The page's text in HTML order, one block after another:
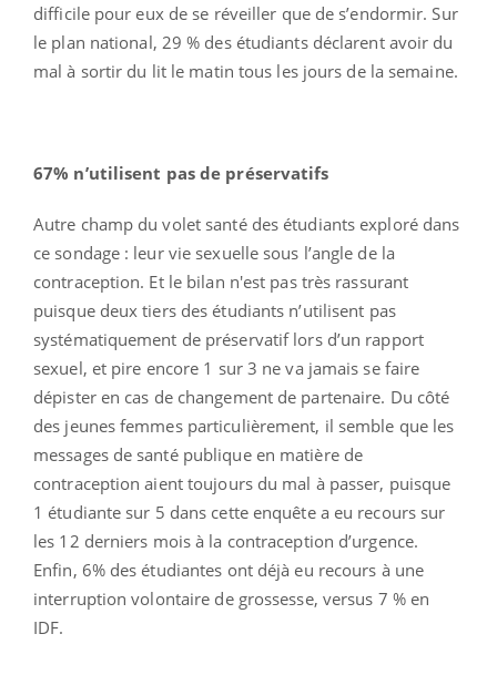
difficile pour eux de se réveiller que de s’endormir. Sur
le plan national, 29 % des étudiants déclarent avoir du
mal à sortir du lit le matin tous les jours de la semaine.
67% n’utilisent pas de préservatifs
Autre champ du volet santé des étudiants exploré dans
ce sondage : leur vie sexuelle sous l’angle de la
contraception. Et le bilan n'est pas très rassurant
puisque deux tiers des étudiants n’utilisent pas
systématiquement de préservatif lors d’un rapport
sexuel, et pire encore 1 sur 3 ne va jamais se faire
dépister en cas de changement de partenaire. Du côté
des jeunes femmes particulièrement, il semble que les
messages de santé publique en matière de
contraception aient toujours du mal à passer, puisque
1 étudiante sur 5 dans cette enquête a eu recours sur
les 12 derniers mois à la contraception d’urgence.
Enfin, 6% des étudiantes ont déjà eu recours à une
interruption volontaire de grossesse, versus 7 % en
IDF.